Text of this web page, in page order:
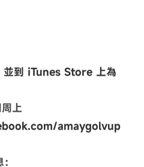
並到 iTunes Store 上為
上
amaygolvup